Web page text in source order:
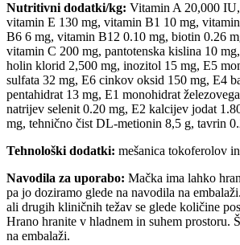
Nutritivni dodatki/kg: Vitamin A 20,000
vitamin E 130 mg, vitamin B1 10 mg,
B6 6 mg, vitamin B12 0.10 mg, biotin 0.26
vitamin C 200 mg, pantotenska kislina 10
holin klorid 2,500 mg, inozitol 15 mg, E5
sulfata 32 mg, E6 cinkov oksid 150 mg, E4
pentahidrat 13 mg, E1 monohidrat
natrijev selenit 0.20 mg, E2 kalcijev jodat
mg, tehnično čist DL-metionin 8,5 g, tavrin
Tehnološki dodatki: mešanica tokoferolov
Navodila za uporabo: Mačka ima lahko
pa jo doziramo glede na navodila na
ali drugih kliničnih težav se glede količine
Hrano hranite v hladnem in suhem prostoru.
na embalaži.